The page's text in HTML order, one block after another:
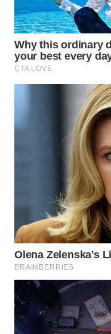
WN
LANGKAT
WN
TAPANULI
SELATAN
WN
SIMALUNGUN
WN
LABUHANBATU
WN
TAPANULI
TENGAH